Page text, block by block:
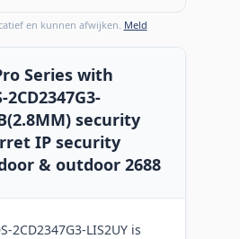
en kunnen afwijken. Meld
Series with
security
IP security
& outdoor 2688
2CD2347G3-LIS2UY is